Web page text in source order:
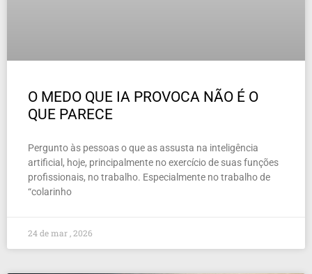
O MEDO QUE IA PROVOCA NÃO É O
QUE PARECE
Pergunto às pessoas o que as assusta na inteligência
artificial, hoje, principalmente no exercício de suas funções
profissionais, no trabalho. Especialmente no trabalho de
“colarinho
24 de mar , 2026